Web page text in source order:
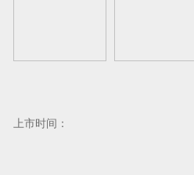
上市时间：